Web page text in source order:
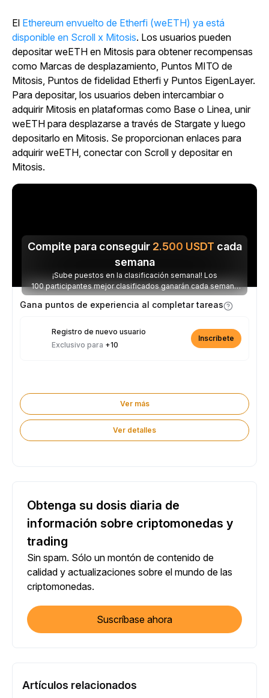
El Ethereum envuelto de Etherfi (weETH) ya está
disponible en Scroll x Mitosis. Los usuarios pueden
depositar weETH en Mitosis para obtener recompensas
como Marcas de desplazamiento, Puntos MITO de
Mitosis, Puntos de fidelidad Etherfi y Puntos EigenLayer.
Para depositar, los usuarios deben intercambiar o
adquirir Mitosis en plataformas como Base o Linea, unir
weETH para desplazarse a través de Stargate y luego
depositarlo en Mitosis. Se proporcionan enlaces para
adquirir weETH, conectar con Scroll y depositar en
Mitosis.
Compite para conseguir 2.500 USDT cada
semana
¡Sube puestos en la clasificación semanal! Los
100 participantes mejor clasificados ganarán cada semana
parte de los 2.500 USDT disponibles.
Gana puntos de experiencia al completar tareas
Registro de nuevo usuario
Exclusivo para +10
Inscríbete
Ver más
Ver detalles
Obtenga su dosis diaria de
información sobre criptomonedas y
trading
Sin spam. Sólo un montón de contenido de
calidad y actualizaciones sobre el mundo de las
criptomonedas.
Suscríbase ahora
Artículos relacionados